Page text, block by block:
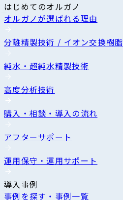
はじめてのオルガノ
オルガノが選ばれる理由
分離精製技術 / イオン交換樹脂
純水・超純水精製技術
高度分析技術
購入・相談・導入の流れ
アフターサポート
運用保守・運用サポート
導入事例
事例を探す・事例一覧